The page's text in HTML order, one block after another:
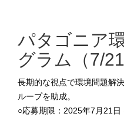
パタゴニア
グラム（7/21
長期的な視点で環境問題解
ループを助成。
○応募期限：2025年7月21日